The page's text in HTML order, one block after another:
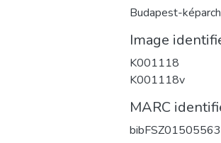
Budapest-
Image
K001118
K001118v
MARC
bibFSZ01505563